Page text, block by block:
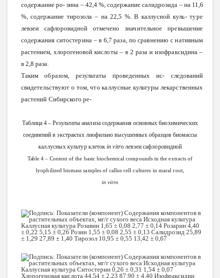
содержание ро- зина – 42,4 %, содержаниесалидрозида – на 11,6
%, содержание тирозола – на 22,5 %. В каллусной куль- туре
левзеи сафлоровидной отмеченозначительное
превышение
содержания ситостерина – в6,7 раза, по сравнениюснативным
растением, хлорогеновойкислоты– в 2 раза иизофраксидина –
в 2,8 раза.
Такимобразом, результаты проведенных ис- следований
свидетельствуют о том,что каллусные культуры лекарственных
растений Сибирского ре-
Таблица 4 – Результатыанализа содержания основных биохимических
соединений вэкстрактах лиофильно высушенных образцов биомассы
каллусных культур клеток in vitro левзеи сафлоровидной
Table 4 – Content of the basic biochemical compounds in the extracts of
lyophilized biomass samples of callus cell cultures in maral root,
invitro